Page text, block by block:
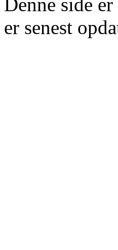
Denne side
er senest